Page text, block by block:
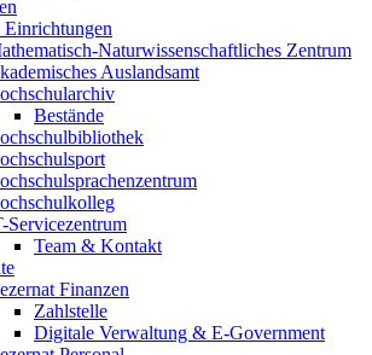
Einrichtungen
Naturwissenschaftliches Zentrum
Auslandsamt
Bestände
Servicezentrum
Team & Kontakt
Finanzen
Zahlstelle
Digitale Verwaltung & E-Government